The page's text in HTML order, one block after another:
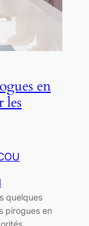
en
les
quelques
pirogues en